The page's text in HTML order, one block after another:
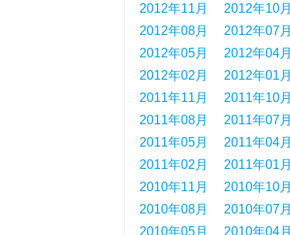
2012年11月
2012年10月
2012年08月
2012年07月
2012年05月
2012年04月
2012年02月
2012年01月
2011年11月
2011年10月
2011年08月
2011年07月
2011年05月
2011年04月
2011年02月
2011年01月
2010年11月
2010年10月
2010年08月
2010年07月
2010年05月
2010年04月